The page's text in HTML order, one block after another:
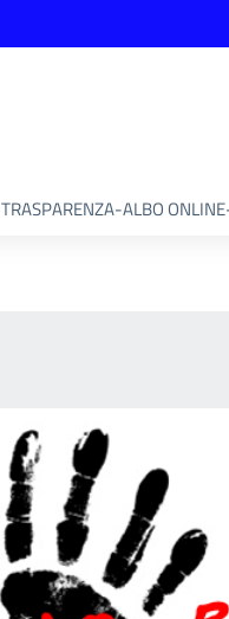
TRASPARENZA-ALBO